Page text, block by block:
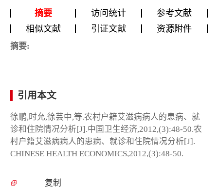
摘要 访问统计
参考文献
相似文献
引证文献 资源附件
摘要:
引用本文
徐鹏,时允,徐芸中,等.农村户籍艾滋病病人的患病、就
诊和住院情况分析[J].中国卫生经济,2012,(3):48-50.农
村户籍艾滋病病人的患病、就诊和住院情况分析[J].
CHINESE HEALTH ECONOMICS,2012,(3):48-50.
复制